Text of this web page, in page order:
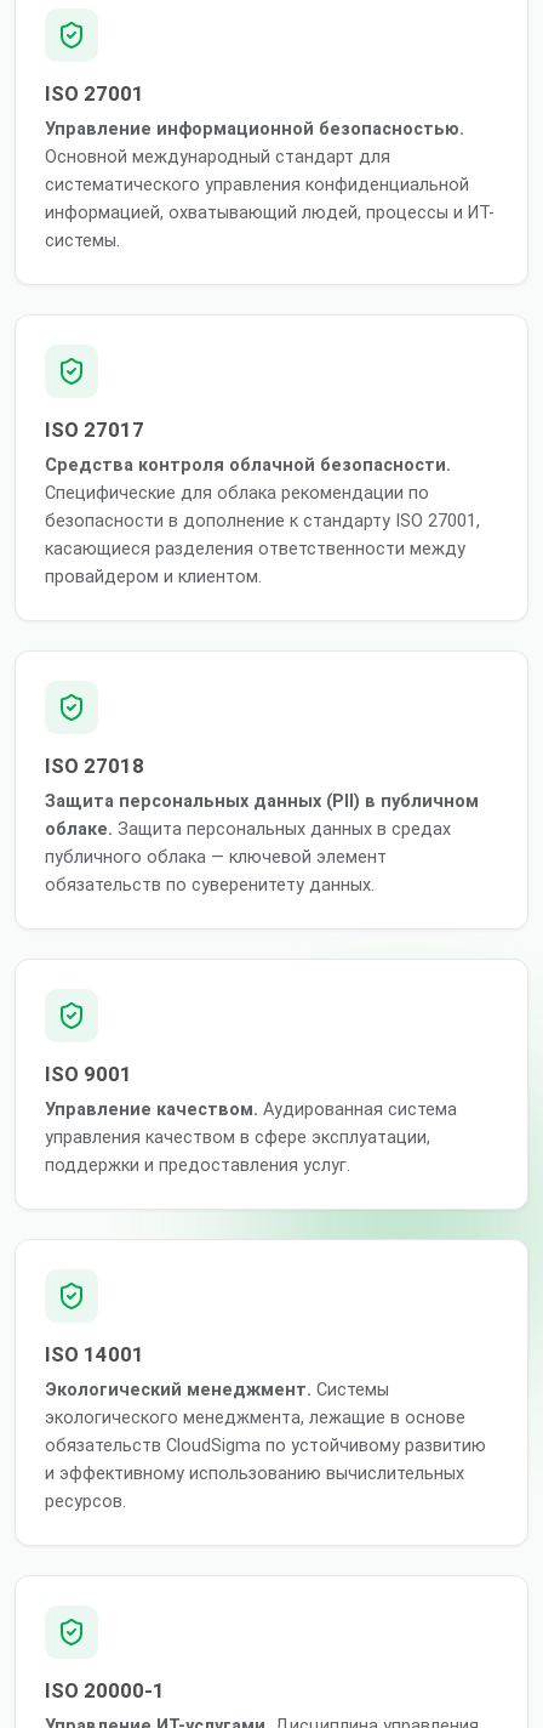
ISO 27001
Управление информационной безопасностью.
Основной международный стандарт для
систематического управления конфиденциальной
информацией, охватывающий людей, процессы и ИТ-
системы.
ISO 27017
Средства контроля облачной безопасности.
Специфические для облака рекомендации по
безопасности в дополнение к стандарту ISO 27001,
касающиеся разделения ответственности между
провайдером и клиентом.
ISO 27018
Защита персональных данных (PII) в публичном
облаке. Защита персональных данных в средах
публичного облака — ключевой элемент
обязательств по суверенитету данных.
ISO 9001
Управление качеством. Аудированная система
управления качеством в сфере эксплуатации,
поддержки и предоставления услуг.
ISO 14001
Экологический менеджмент. Системы
экологического менеджмента, лежащие в основе
обязательств CloudSigma по устойчивому развитию
и эффективному использованию вычислительных
ресурсов.
ISO 20000-1